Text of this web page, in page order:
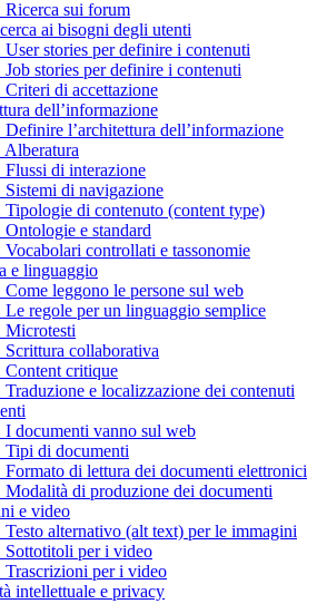
Ricerca sui forum
ai bisogni degli utenti
User stories per definire i contenuti
Job stories per definire i contenuti
Criteri di accettazione
dell’informazione
Definire l’architettura dell’informazione
Alberatura
Flussi di interazione
Sistemi di navigazione
Tipologie di contenuto (content type)
Ontologie e standard
Vocabolari controllati e tassonomie
e linguaggio
Come leggono le persone sul web
Le regole per un linguaggio semplice
Microtesti
Scrittura collaborativa
Content critique
Traduzione e localizzazione dei contenuti
I documenti vanno sul web
Tipi di documenti
Formato di lettura dei documenti elettronici
Modalità di produzione dei documenti
e video
Testo alternativo (alt text) per le immagini
Sottotitoli per i video
Trascrizioni per i video
intellettuale e privacy